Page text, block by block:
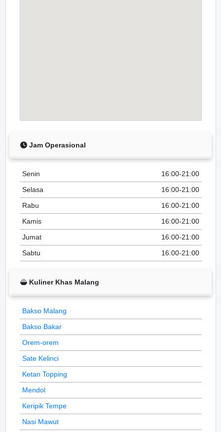
Jam Operasional
Senin
16:00-21:00
Selasa
16:00-21:00
Rabu
16:00-21:00
Kamis
16:00-21:00
Jumat
16:00-21:00
Sabtu
16:00-21:00
Kuliner Khas Malang
Bakso Malang
Bakso Bakar
Orem-orem
Sate Kelinci
Ketan Topping
Mendol
Keripik Tempe
Nasi Mawut